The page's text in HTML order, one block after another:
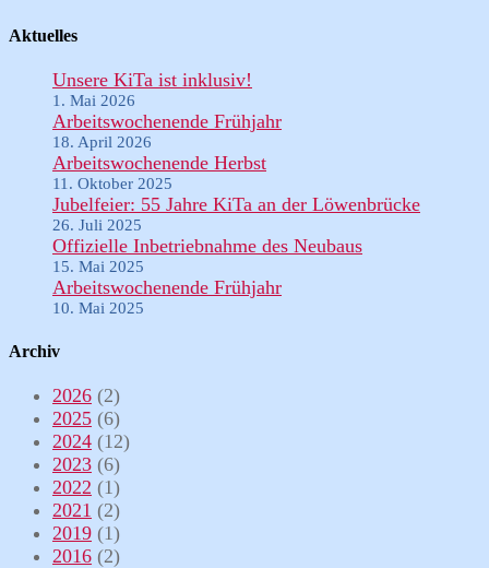
Aktuelles
Unsere KiTa ist inklusiv!
1. Mai 2026
Arbeitswochenende Frühjahr
18. April 2026
Arbeitswochenende Herbst
11. Oktober 2025
Jubelfeier: 55 Jahre KiTa an der Löwenbrücke
26. Juli 2025
Offizielle Inbetriebnahme des Neubaus
15. Mai 2025
Arbeitswochenende Frühjahr
10. Mai 2025
Archiv
2026 (2)
2025 (6)
2024 (12)
2023 (6)
2022 (1)
2021 (2)
2019 (1)
2016 (2)